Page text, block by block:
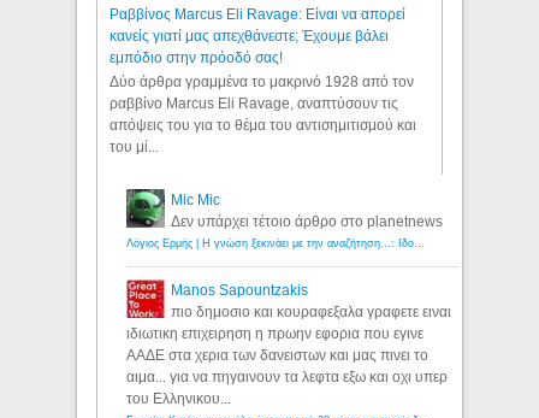
Ραββίνος Marcus Eli Ravage: Είναι να απορεί
κανείς γιατί μας απεχθάνεστε; Έχουμε βάλει
εμπόδιο στην πρόοδό σας!
Δύο άρθρα γραμμένα το μακρινό 1928 από τον
ραββίνο Marcus Eli Ravage, αναπτύσουν τις
απόψεις του για το θέμα του αντισημιτισμού και
του μί...
Mic Mic
Δεν υπάρχει τέτοιο άρθρο στο planetnews
Manos Sapountzakis
πιο δημοσιο και κουραφεξαλα γραφετε ειναι
ιδιωτικη επιχειρηση η πρωην εφορια που εγινε
ΑΑΔΕ στα χερια των δανειστων και μας πινει το
αιμα... για να πηγαινουν τα λεφτα εξω και οχι υπερ
του Ελληνικου...